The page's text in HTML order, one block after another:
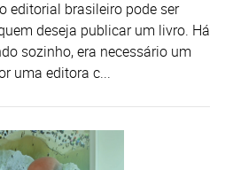
editorial brasileiro pode ser
deseja publicar um livro. Há
sozinho, era necessário um
uma editora c...